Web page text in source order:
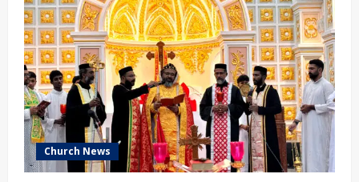
Church News